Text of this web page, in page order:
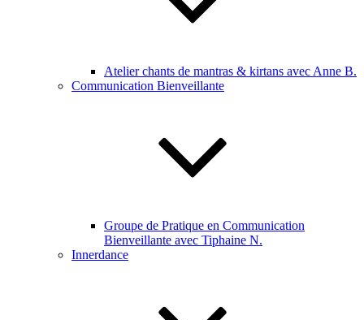
Atelier chants de mantras & kirtans avec Anne B.
Communication Bienveillante
Groupe de Pratique en Communication
Bienveillante avec Tiphaine N.
Innerdance